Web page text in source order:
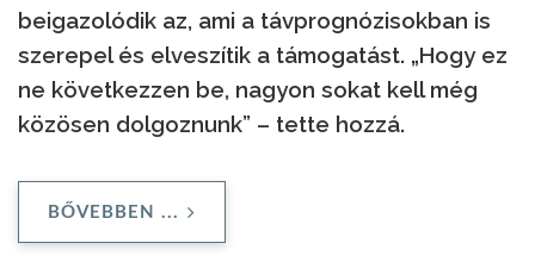
beigazolódik az, ami a távprognózisokban is
szerepel és elveszítik a támogatást. „Hogy ez
ne következzen be, nagyon sokat kell még
közösen dolgoznunk” – tette hozzá.
BŐVEBBEN ...